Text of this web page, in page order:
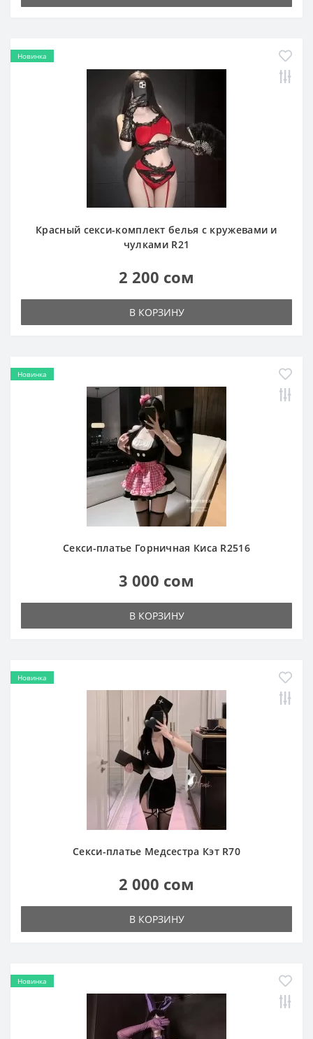
Новинка
Красный секси-комплект белья с кружевами и
чулками R21
2 200 сом
В КОРЗИНУ
Новинка
Секси-платье Горничная Киса R2516
3 000 сом
В КОРЗИНУ
Новинка
Секси-платье Медсестра Кэт R70
2 000 сом
В КОРЗИНУ
Новинка